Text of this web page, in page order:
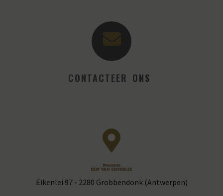
CONTACTEER ONS
Eikenlei 97 - 2280 Grobbendonk (Antwerpen)